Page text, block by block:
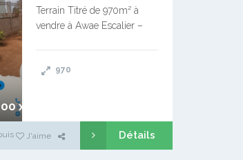
xaf
Terrain Titré de 970m² à
vendre à Awae Escalier –
l’Université Catholique –
970
J'aime Détails